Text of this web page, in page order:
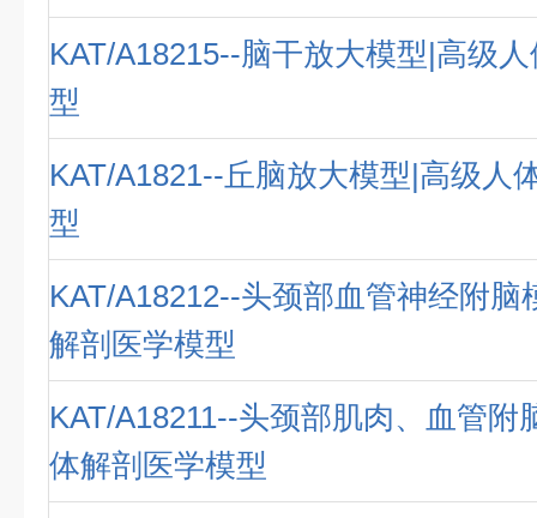
KAT/A18215--脑干放大模型|高级
型
KAT/A1821--丘脑放大模型|高级人
型
KAT/A18212--头颈部血管神经附脑
解剖医学模型
KAT/A18211--头颈部肌肉、血管附
体解剖医学模型